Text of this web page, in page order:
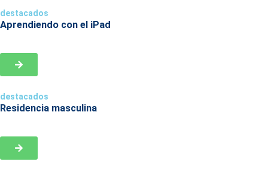
destacados
Aprendiendo con el iPad
destacados
Residencia masculina